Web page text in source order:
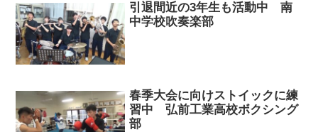
引退間近の3年生も活動中 南
中学校吹奏楽部
春季大会に向けストイックに練
習中 弘前工業高校ボクシング
部